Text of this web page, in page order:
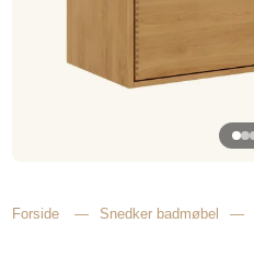
FIND
Forside — Snedker badmøbel —